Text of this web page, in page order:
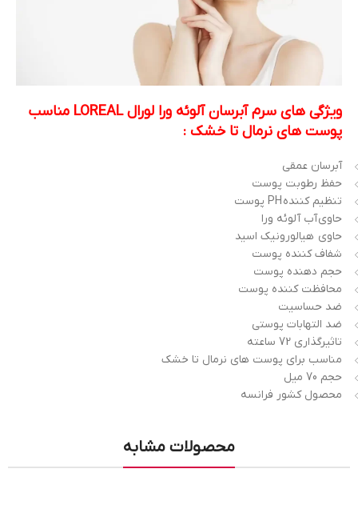
ویژگی های سرم آبرسان آلوئه ورا لورال LOREAL مناسب
پوست های نرمال تا خشک :
آبرسان عمقی
حفظ رطوبت پوست
تنظیم کننده PH پوست
حاوی آب آلوئه ورا
حاوی هیالورونیک اسید
شفاف کننده پوست
حجم دهنده پوست
محافظت کننده پوست
ضد حساسیت
ضد التهابات پوستی
تاثیرگذاری 72 ساعته
مناسب برای پوست های نرمال تا خشک
حجم 70 میل
محصول کشور فرانسه
محصولات مشابه